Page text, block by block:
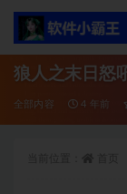
狼人之末日怒
全部内容 4 年前